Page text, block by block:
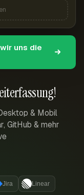
& Mobil
GitHub & mehr
Jira Linear
uns die